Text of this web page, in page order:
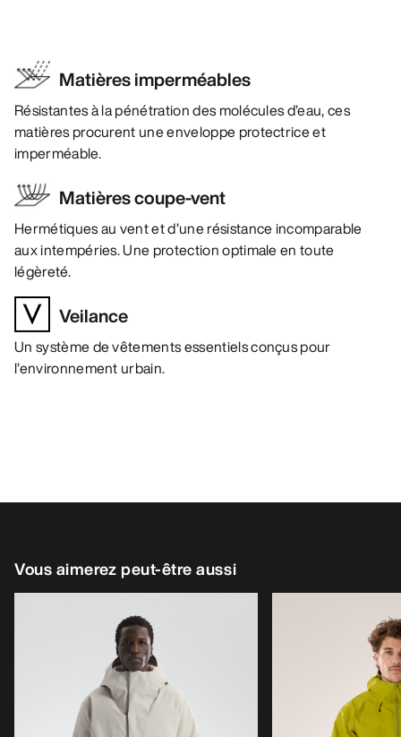
Matières imperméables
Résistantes à la pénétration des molécules d’eau, ces
matières procurent une enveloppe protectrice et
imperméable.
Matières coupe-vent
Hermétiques au vent et d’une résistance incomparable
aux intempéries. Une protection optimale en toute
légèreté.
Veilance
Un système de vêtements essentiels conçus pour
l’environnement urbain.
Vous aimerez peut-être aussi